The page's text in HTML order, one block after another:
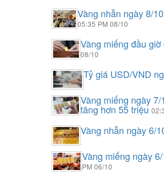
Vàng nhẫn ngày 8/
05:35 PM 08/10
Vàng miếng đầu
08/10
Tỷ giá USD/VND
Vàng miếng ngày
tăng hơn 55 triệu
Vàng nhẫn ngày 6/
Vàng miếng ngày
PM 06/10